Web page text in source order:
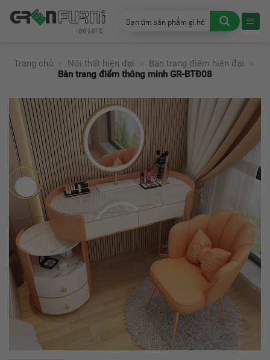
đến
Trang chủ
» Nội thất hiện đại » Bàn trang điểm hiện đại
»
Bàn trang điểm thông minh GR-BTĐ08